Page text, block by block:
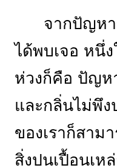
จากปัญหา
ได้พบเจอ หนึ่
ห่วงก็คือ ปัญห
และกลิ่นไม่พึง
ของเราก็สาม
สิ่งปนเปื้อนเห